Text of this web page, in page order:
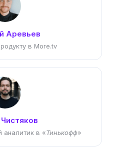
Аревьев
в More.tv
аналитик в «Тинькофф»